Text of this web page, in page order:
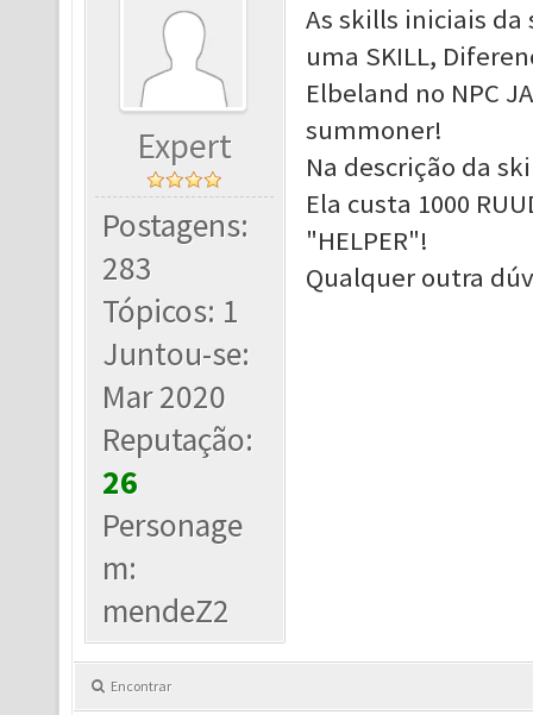
Expert
Postagens:
283
Tópicos: 1
Juntou-se:
Mar 2020
Reputação:
26
Personage
m:
mendeZ2
As skills iniciais
uma SKILL,
Elbeland no NPC
summoner!
Na descrição da
Ela custa 1000
"HELPER"!
Qualquer outra
Encontrar